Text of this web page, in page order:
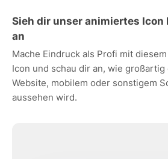
Sieh dir unser animiertes
an
Mache Eindruck als Profi mit
Icon und schau dir an, wie
Website, mobilem oder sonstigem
aussehen wird.